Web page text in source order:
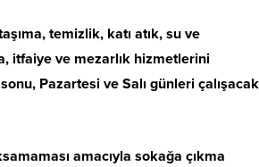
temizlik, katı atık, su ve
itfaiye ve mezarlık hizmetlerini
Pazartesi ve Salı günleri çalışacak
amacıyla sokağa çıkma